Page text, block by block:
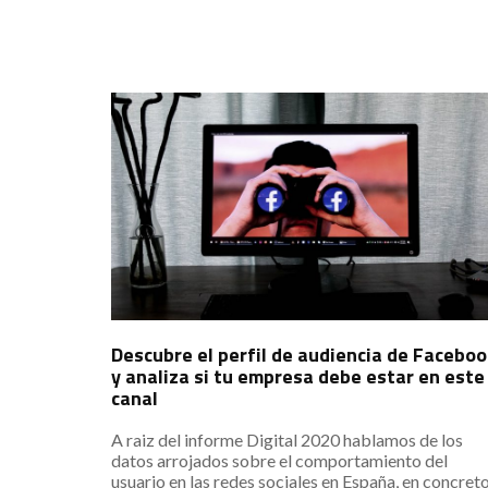
Descubre el perfil de audiencia de
y analiza si tu empresa debe estar en este
canal
A raiz del informe Digital 2020 hablamos de los
datos arrojados sobre el comportamiento del
usuario en las redes sociales en España, en